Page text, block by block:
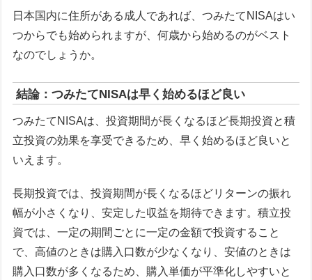
日本国内に住所がある成人であれば、つみたてNISAはい
つからでも始められますが、何歳から始めるのがベスト
なのでしょうか。
結論：つみたてNISAは早く始めるほど良い
つみたてNISAは、投資期間が長くなるほど長期投資と積
立投資の効果を享受できるため、早く始めるほど良いと
いえます。
長期投資では、投資期間が長くなるほどリターンの振れ
幅が小さくなり、安定した収益を期待できます。積立投
資では、一定の期間ごとに一定の金額で投資すること
で、高値のときは購入口数が少なくなり、安値のときは
購入口数が多くなるため、購入単価が平準化しやすいと